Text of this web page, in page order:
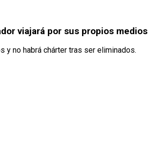
viajará por sus propios medios
y no habrá chárter tras ser eliminados.